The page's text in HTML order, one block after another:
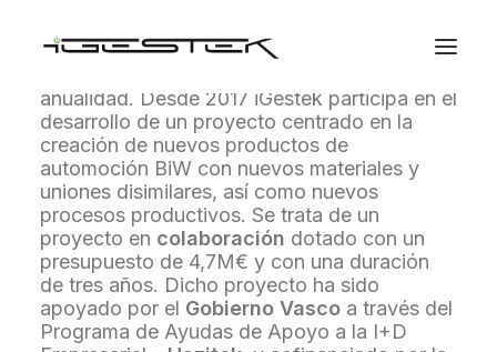
El proyecto de Investigación y Desarrollo
anualidad. Desde 2017 iGestek participa en el
desarrollo de un proyecto centrado en la
creación de nuevos productos de
automoción BiW con nuevos materiales y
uniones disimilares, así como nuevos
procesos productivos. Se trata de un
proyecto en colaboración dotado con un
presupuesto de 4,7M€ y con una duración
de tres años. Dicho proyecto ha sido
apoyado por el Gobierno Vasco a través del
Programa de Ayudas de Apoyo a la I+D